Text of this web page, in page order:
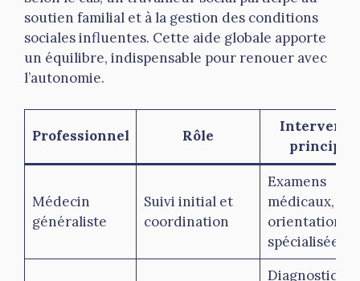
soutien familial et à la gestion des conditions
sociales influentes. Cette aide globale apporte
un équilibre, indispensable pour renouer avec
l’autonomie.
Professionnel Rôle
Médecin
généraliste
Suivi initial et
coordination
Examens
médicaux,
orientation
spécialisée
Diagnostic